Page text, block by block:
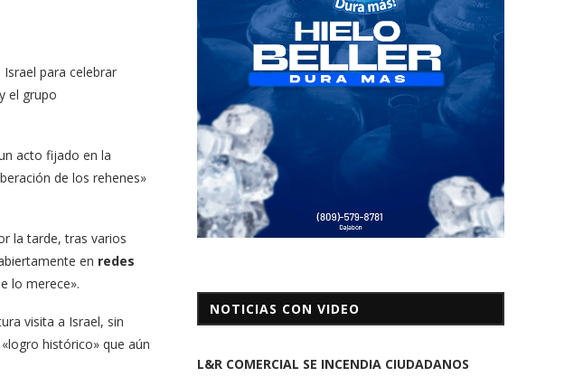
para celebrar
y el grupo
acto fijado en la
de los rehenes»
la tarde, tras varios
en redes
lo merece».
visita a Israel, sin
histórico» que aún
NOTICIAS CON VIDEO
L&R COMERCIAL SE INCENDIA CIUDADANOS